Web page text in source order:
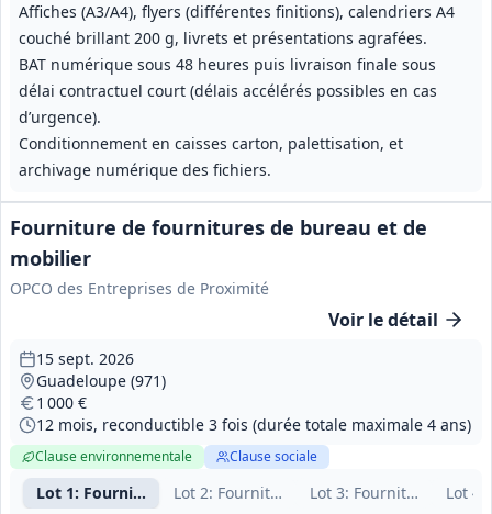
Affiches (A3/A4), flyers (différentes finitions), calendriers A4
couché brillant 200 g, livrets et présentations agrafées.
BAT numérique sous 48 heures puis livraison finale sous
délai contractuel court (délais accélérés possibles en cas
d’urgence).
Conditionnement en caisses carton, palettisation, et
archivage numérique des fichiers.
Fourniture de fournitures de bureau et de
mobilier
OPCO des Entreprises de Proximité
Voir le détail
Lot 1: Fournitures bureau Guadeloupe
Lot 2: Fournitures bureau Martinique
Lot 3: Fournitures Lot 4
15 sept. 2026
Guadeloupe (971)
1 000 €
12 mois, reconductible 3 fois (durée totale maximale 4 ans)
Clause environnementale Clause sociale